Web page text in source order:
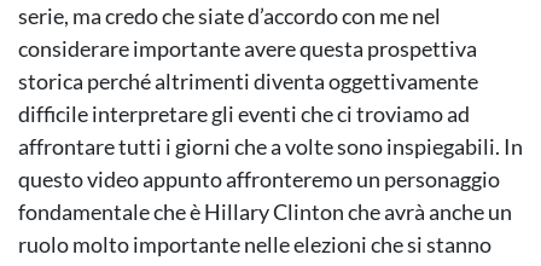
serie, ma credo che siate d’accordo con me nel
considerare importante avere questa prospettiva
storica perché altrimenti diventa oggettivamente
difficile interpretare gli eventi che ci troviamo ad
affrontare tutti i giorni che a volte sono inspiegabili. In
questo video appunto affronteremo un personaggio
fondamentale che è Hillary Clinton che avrà anche un
ruolo molto importante nelle elezioni che si stanno